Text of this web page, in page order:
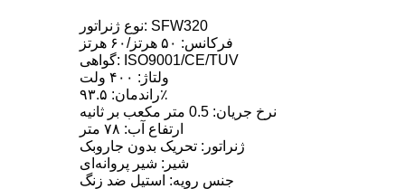
نوع ژنراتور: SFW320
فرکانس: ۵۰ هرتز/۶۰ هرتز
گواهی: ISO9001/CE/TUV
ولتاژ: ۴۰۰ ولت
راندمان: ۹۳.۵٪
نرخ جریان: 0.5 متر مکعب بر ثانیه
ارتفاع آب: ۷۸ متر
ژنراتور: تحریک بدون جاروبک
شیر: شیر پروانه‌ای
جنس رویه: استیل ضد زنگ